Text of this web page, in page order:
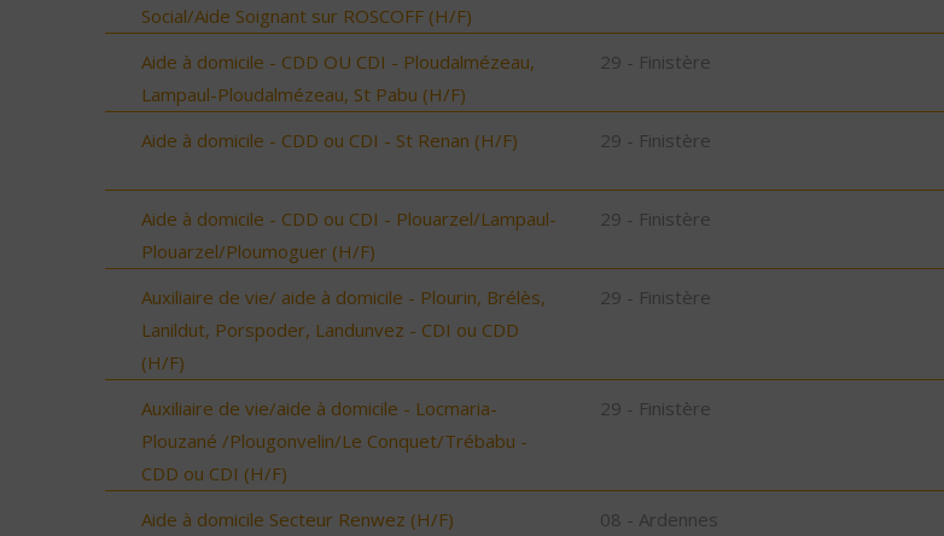
Social/Aide Soignant sur ROSCOFF (H/F)
Aide à domicile - CDD OU CDI - Ploudalmézeau,
Lampaul-Ploudalmézeau, St Pabu (H/F)
29 - Finistère
Aide à domicile - CDD ou CDI - St Renan (H/F) 29 - Finistère
Aide à domicile - CDD ou CDI - Plouarzel/Lampaul-
Plouarzel/Ploumoguer (H/F)
29 - Finistère
Auxiliaire de vie/ aide à domicile - Plourin, Brélès,
Lanildut, Porspoder, Landunvez - CDI ou CDD
(H/F)
29 - Finistère
Auxiliaire de vie/aide à domicile - Locmaria-
Plouzané /Plougonvelin/Le Conquet/Trébabu -
CDD ou CDI (H/F)
29 - Finistère
Aide à domicile Secteur Renwez (H/F) 08 - Ardennes